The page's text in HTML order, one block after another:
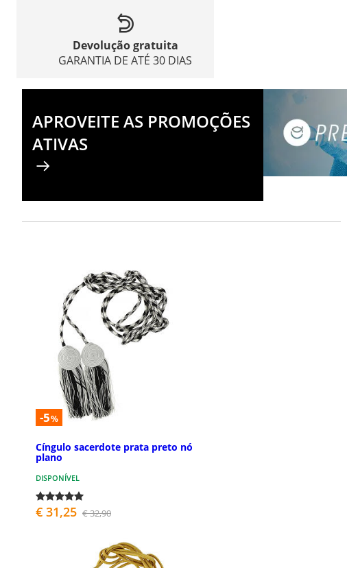
Devolução gratuita
GARANTIA DE ATÉ 30 DIAS
APROVEITE AS PROMOÇÕES
ATIVAS
-5%
Cíngulo sacerdote prata preto nó
plano
DISPONÍVEL
€ 31,25 € 32,90